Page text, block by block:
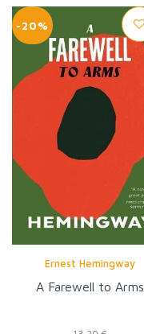
-20%
Ernest Hemingway
A Farewell to Arms